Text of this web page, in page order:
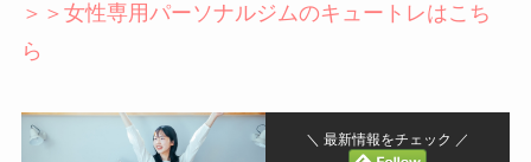
＞＞女性専用パーソナルジムのキュートレはこち
ら
＼ 最新情報をチェック ／